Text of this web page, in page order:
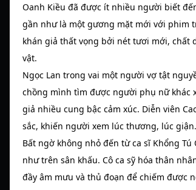
Oanh Kiều đã được ít nhiều người biết
gần như là một gương mặt mới với phim
khán giả thất vọng bởi nét tươi mới, chất
vật.
Ngọc Lan trong vai một người vợ tật
chồng mình tìm được người phụ nữ khác
giả nhiều cung bậc cảm xúc. Diễn viên
sắc, khiến người xem lúc thương, lúc giận.
Bất ngờ không nhỏ đến từ ca sĩ Khổng
như trên sân khấu. Cô ca sỹ hóa thân
đầy âm mưu và thủ đoạn để chiếm được